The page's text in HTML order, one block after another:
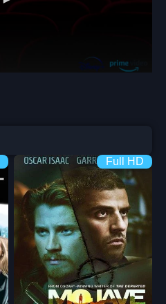
Full HD